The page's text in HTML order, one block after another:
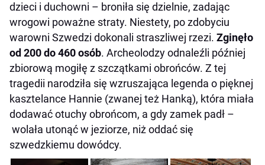
dzieci i duchowni – broniła się dzielnie, zadając
wrogowi poważne straty. Niestety, po zdobyciu
warowni Szwedzi dokonali straszliwej rzezi. Zginęło
od 200 do 460 osób. Archeolodzy odnaleźli później
zbiorową mogiłę z szczątkami obrońców. Z tej
tragedii narodziła się wzruszająca legenda o pięknej
kasztelance Hannie (zwanej też Hanką), która miała
dodawać otuchy obrońcom, a gdy zamek padł –
wolała utonąć w jeziorze, niż oddać się
szwedzkiemu dowódcy.